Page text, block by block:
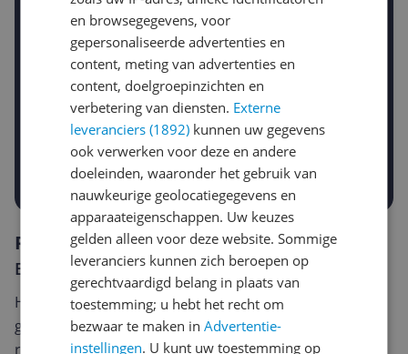
Krijg een seintje zodra de prijs zakt
Jouw e-mailadres
Gewenste daling of bedrag
-10% -15%
Gewenste prijs
€
Prijsalert aanzetten
Reviews
Er zijn nog geen reviews geschreven
Heb jij dit product in bezit en wil je graag je mening
geven? Start dan hieronder met het schrijven van je
review. Afhankelijk van de details duurt het schrijven
en browsegegevens, voor
gepersonaliseerde advertenties en
content, meting van advertenties en
content, doelgroepinzichten en
verbetering van diensten. Externe
leveranciers (1892) kunnen uw gegevens
ook verwerken voor deze en andere
doeleinden, waaronder het gebruik van
nauwkeurige geolocatiegegevens en
apparaateigenschappen. Uw keuzes
gelden alleen voor deze website. Sommige
leveranciers kunnen zich beroepen op
gerechtvaardigd belang in plaats van
toestemming; u hebt het recht om
bezwaar te maken inAdvertentie-
instellingen. U kunt uw toestemming op